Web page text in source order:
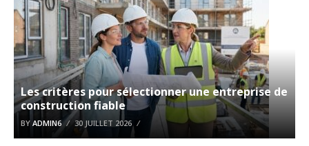
Les critères pour sélectionner une entreprise de
construction fiable
BY ADMIN6 30 JUILLET 2026